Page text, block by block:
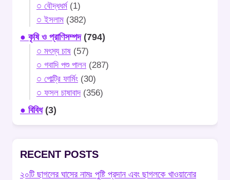
○ বৌদ্ধধর্ম(1)
○ ইসলাম (382)
● কৃষি ও প্রাণিসম্পদ(794)
○ মৎস্য চাষ (57)
○ গবাদি পশু পালন (287)
○ পোল্ট্রি ফার্মিং (30)
○ ফসল চাষাবাদ(356)
● বিবিধ(3)
RECENT POSTS
২০টি ছাগলের ঘাসের নামঃ পুষ্টি প্রদান এবং ছাগলকে খাওয়ানোর